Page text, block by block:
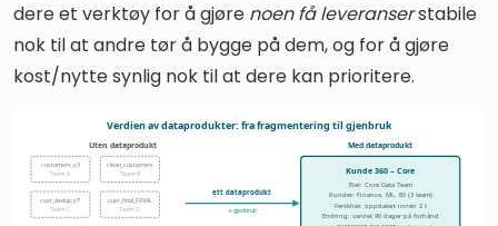
dere et verktøy for å gjøre noen få leveranserstabile
nok til at andre tør å bygge på dem, og for å gjøre
kost/nytte synlig nok til at dere kan prioritere.